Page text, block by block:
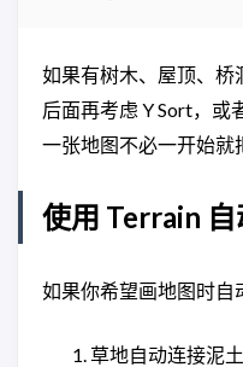
如果有树木、屋顶、桥
后面再考虑 Y Sort，或
一张地图不必一开始就
使用 Terrain
如果你希望画地图时自
草地自动连接泥土